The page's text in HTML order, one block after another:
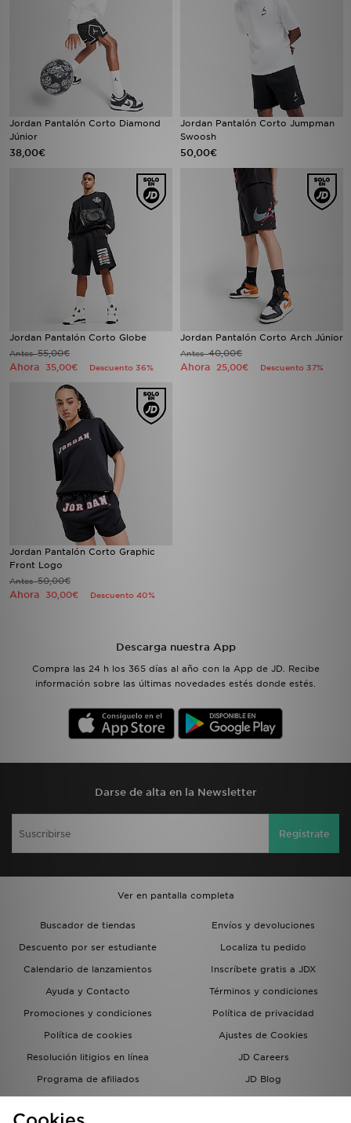
Jordan Pantalón Corto Diamond
Júnior
38,00€
Jordan Pantalón Corto Jumpman
Swoosh
50,00€
Jordan Pantalón Corto Globe
Antes55,00€
Ahora 35,00€ Descuento 36%
Jordan Pantalón Corto Arch Júnior
Antes40,00€
Ahora 25,00€ Descuento 37%
Jordan Pantalón Corto Graphic
Front Logo
Antes50,00€
Ahora 30,00€ Descuento 40%
Descarga nuestra App
Compra las 24 h los 365 días al año con la App de JD. Recibe
información sobre las últimas novedades estés donde estés.
Darse de alta en la Newsletter
Regístrate
Ver en pantalla completa
Buscador de tiendas
Envíos y devoluciones
Descuento por ser estudiante
Localiza tu pedido
Calendario de lanzamientos
Inscríbete gratis a JDX
Ayuda y Contacto
Términos y condiciones
Promociones y condiciones
Política de privacidad
Política de cookies
Ajustes de Cookies
Resolución litigios en línea
JD Careers
Programa de afiliados
JD Blog
del grupo JD - Whistleblowing